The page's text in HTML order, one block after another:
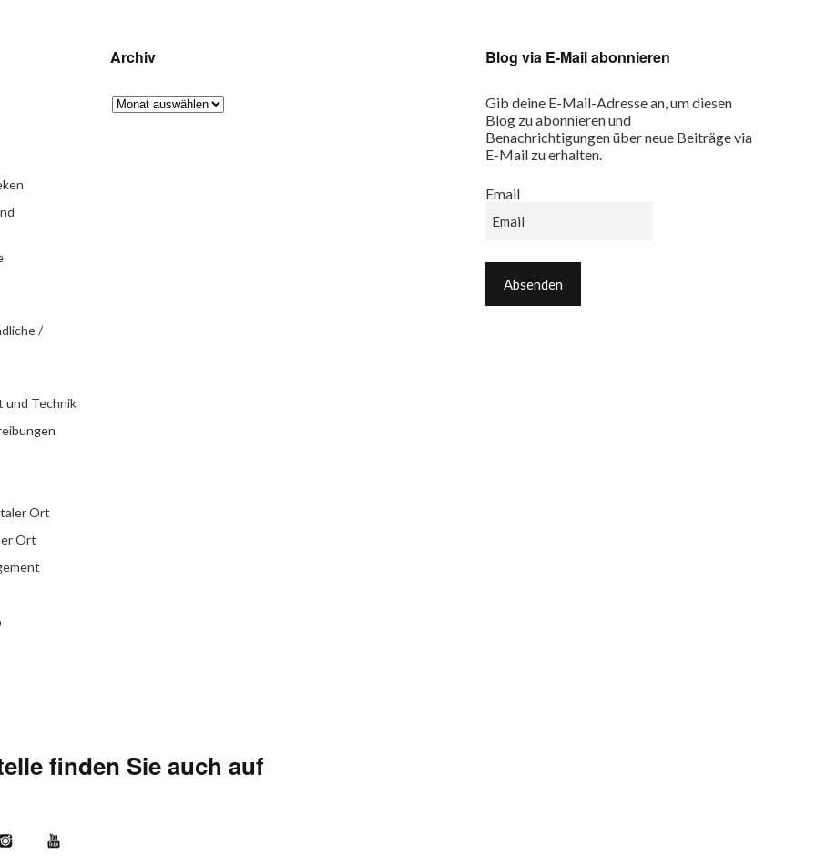
/
und Technik
Ort
Ort
Archiv Blog via E-Mail abonnieren
Gib deine E-Mail-Adresse an, um diesen
Blog zu abonnieren und
Benachrichtigungen über neue Beiträge via
E-Mail zu erhalten.
Email
finden Sie auch auf